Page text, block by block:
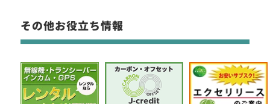
その他お役立ち情報